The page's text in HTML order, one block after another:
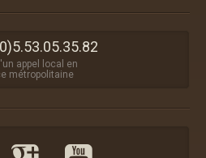
appel local en
métropolitaine